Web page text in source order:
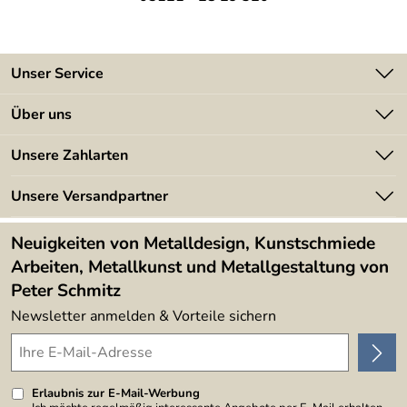
Befestigt wird es mit rückseitig angeschweißten
Unser Service
Kontakt
Kundeninformationen
Newsletter
Lieferbedingungen
Über uns
Angebote
Kundenbewertungen (394)
4,9/5
Unsere Zahlarten
Unsere Versandpartner
Neuigkeiten von Metalldesign, Kunstschmiede
Arbeiten, Metallkunst und Metallgestaltung von
Peter Schmitz
Newsletter anmelden & Vorteile sichern
Erlaubnis zur E-Mail-Werbung